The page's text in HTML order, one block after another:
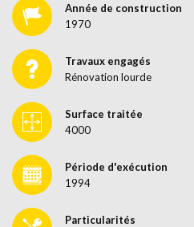
Année de construction
1970
Travaux engagés
Rénovation lourde
Surface traitée
4000
Période d'exécution
1994
Particularités